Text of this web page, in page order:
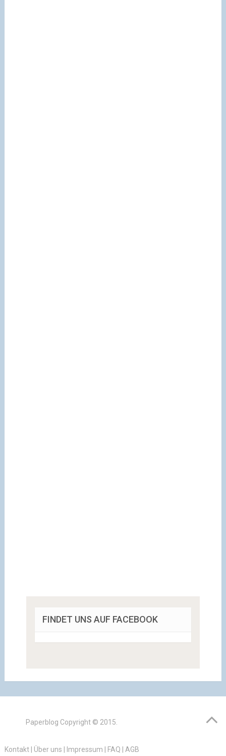
FINDET UNS AUF FACEBOOK
Paperblog Copyright © 2015.
Kontakt| Über uns Impressum FAQ AGB